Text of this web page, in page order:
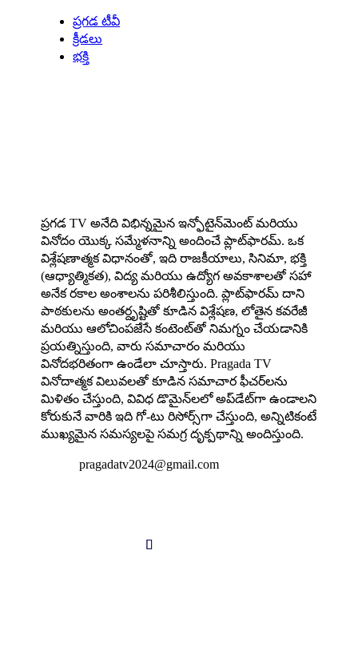
ప్రగడ టీవీ
క్రీడలు
భక్తి
ప్రగడ TV అనేది విభిన్నమైన ఇన్ఫోటైన్‌మెంట్ మరియు
వినోదం యొక్క సమ్మేళనాన్ని అందించే ప్లాట్‌ఫారమ్. ఒక
విశ్లేషణాత్మక విధానంతో, ఇది రాజకీయాలు, సినిమా, భక్తి
(ఆధ్యాత్మికత), విద్య మరియు ఉద్యోగ అవకాశాలతో సహా
అనేక రకాల అంశాలను పరిశీలిస్తుంది. ప్లాట్‌ఫారమ్ దాని
పాఠకులను అంతర్దృష్టితో కూడిన విశ్లేషణ, లోతైన కవరేజీ
మరియు ఆలోచింపజేసే కంటెంట్‌తో నిమగ్నం చేయడానికి
ప్రయత్నిస్తుంది, వారు సమాచారం మరియు
వినోదభరితంగా ఉండేలా చూస్తారు. Pragada TV
వినోదాత్మక విలువలతో కూడిన సమాచార ఫీచర్‌లను
మిళితం చేస్తుంది, వివిధ డొమైన్‌లలో అప్‌డేట్‌గా ఉండాలని
కోరుకునే వారికి ఇది గో-టు రిసోర్స్‌గా చేస్తుంది, అన్నిటికంటే
ముఖ్యమైన సమస్యలపై సమగ్ర దృక్పథాన్ని అందిస్తుంది.
pragadatv2024@gmail.com